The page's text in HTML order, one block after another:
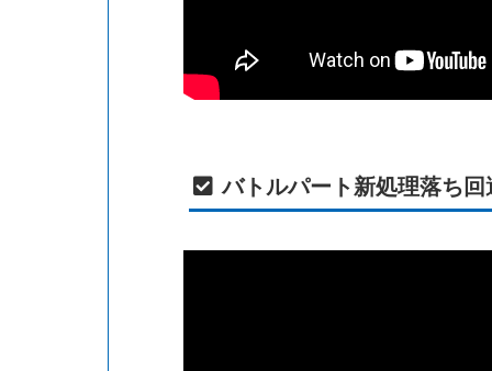
バトルパート新処理落ち回